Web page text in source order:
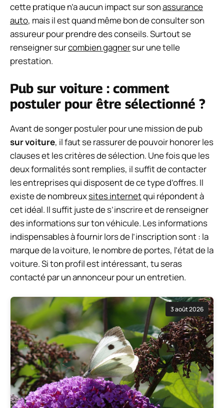
cette pratique n’a aucun impact sur sonassurance
auto, mais il est quand même bon de consulter son
assureur pour prendre des conseils. Surtout se
renseigner surcombien gagnersur une telle
prestation.
Pub sur voiture : comment
postuler pour être sélectionné ?
Avant de songer postuler pour une mission de pub
sur voiture, il faut se rassurer de pouvoir honorer les
clauses et les critères de sélection. Une fois que les
deux formalités sont remplies, il suffit de contacter
les entreprises qui disposent de ce type d’offres. Il
existe de nombreuxsites internetqui répondent à
cet idéal. Il suffit juste de s’inscrire et de renseigner
des informations sur ton véhicule. Les informations
indispensables à fournir lors de l’inscription sont : la
marque de la voiture, le nombre de portes, l’état de la
voiture. Si ton profil est intéressant, tu seras
contacté par un annonceur pour un entretien.
3 août 2026